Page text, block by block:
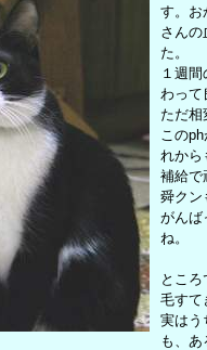
す。お
さんの
た。
１週
わって
ただ相
この
れから
補給で
舜クン
がんば
ね。
とこ
毛すて
実はう
も、あ